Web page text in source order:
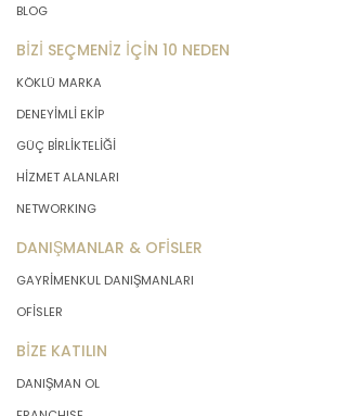
BLOG
BİZİ SEÇMENİZ İÇİN 10 NEDEN
KÖKLÜ MARKA
DENEYİMLİ EKİP
GÜÇ BİRLİKTELİĞİ
HİZMET ALANLARI
NETWORKING
DANIŞMANLAR & OFİSLER
GAYRİMENKUL DANIŞMANLARI
OFİSLER
BİZE KATILIN
DANIŞMAN OL